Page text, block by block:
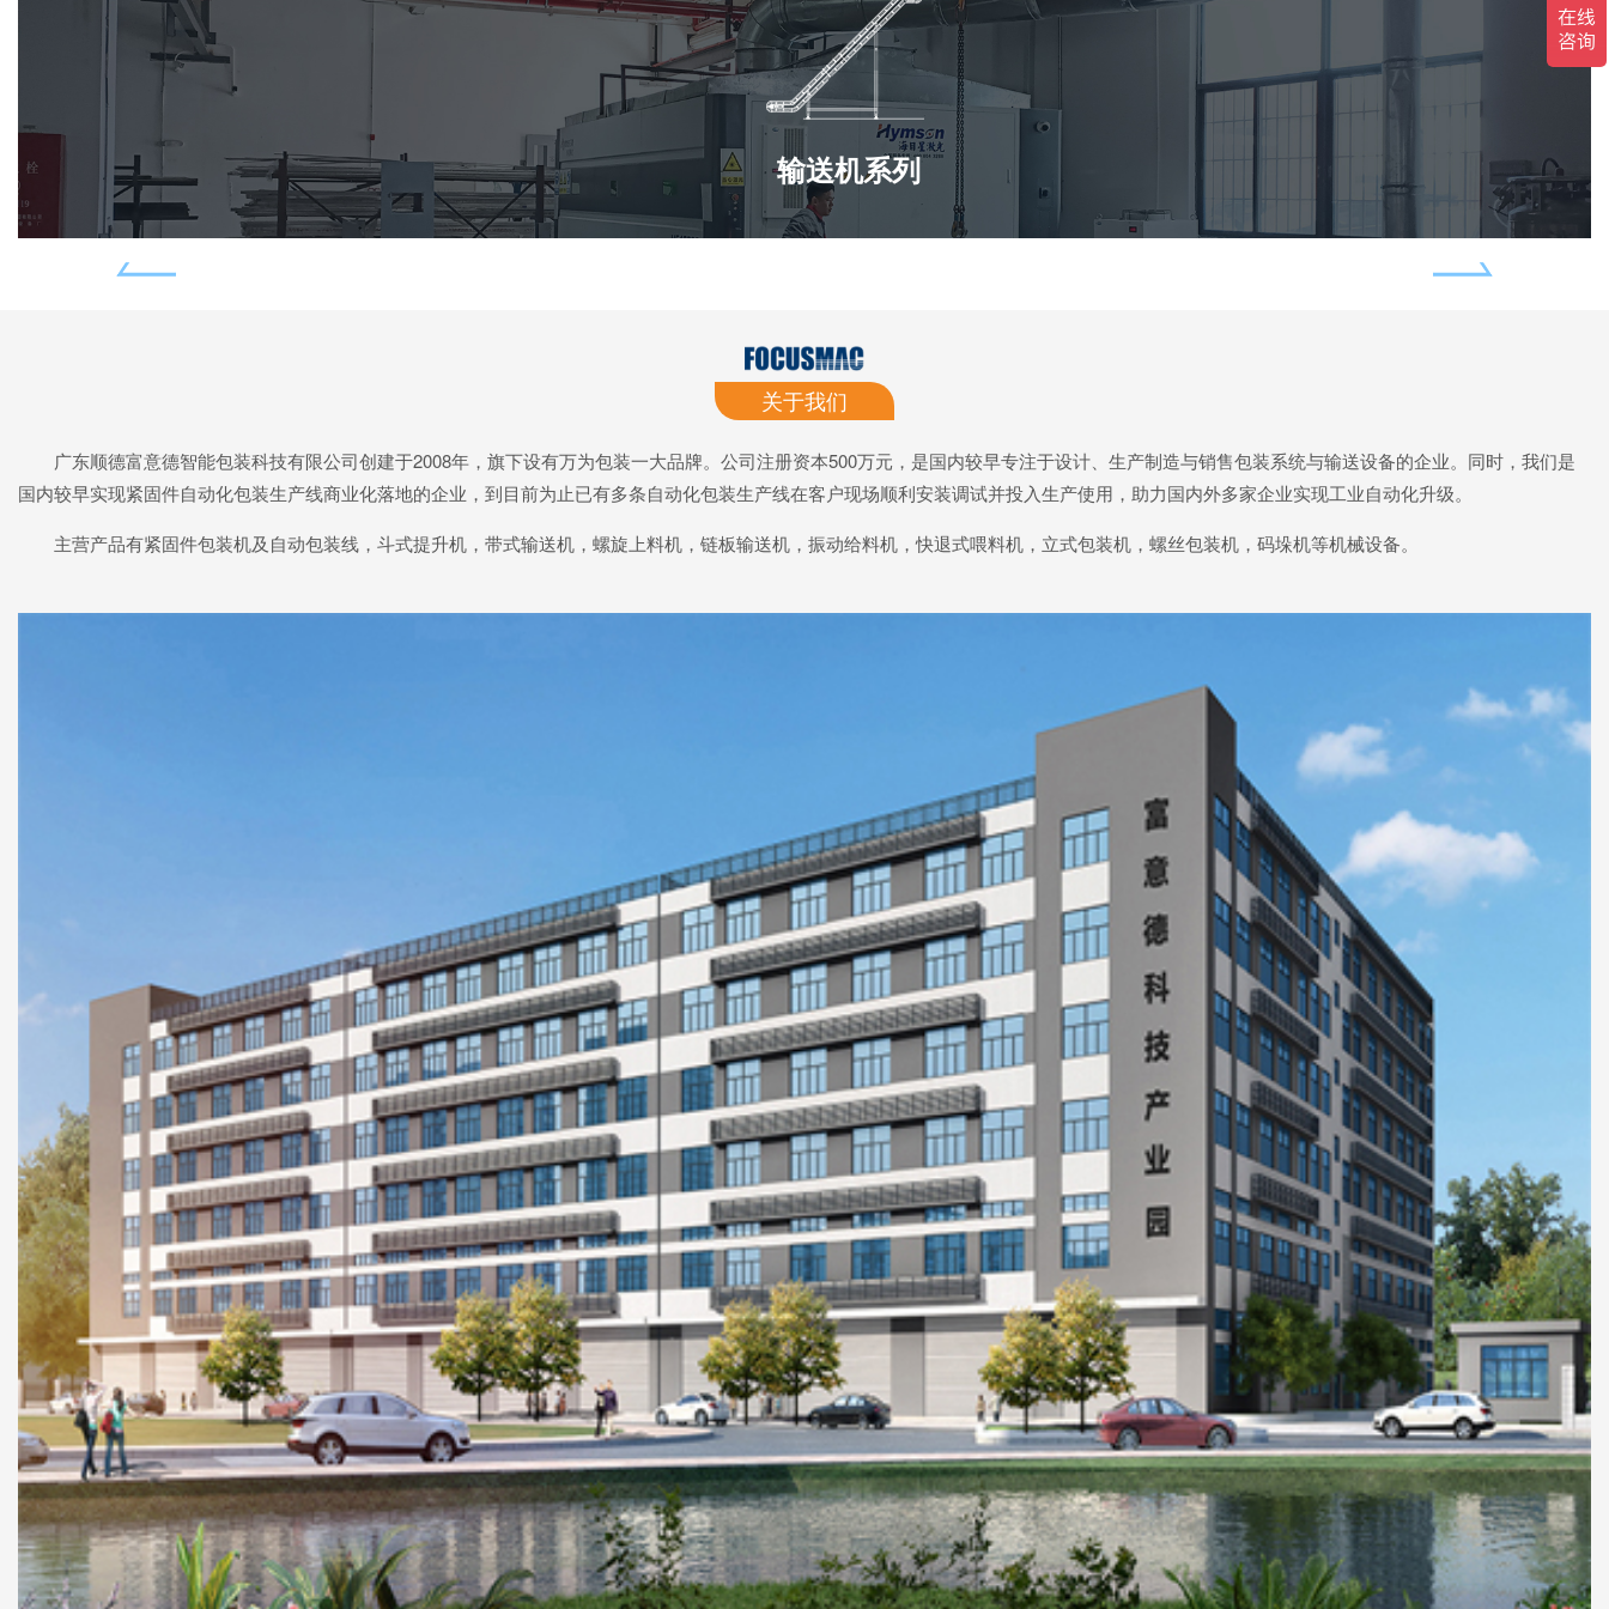
关于我们
广东顺德富意德智能包装科技有限公司创建于2008年，旗下设有万为包装一大品牌。公司注册资本500万元，是国内较早专注于设计、生产制造与销售包装系统与输送设备的企业。同时，我们是
国内较早实现紧固件自动化包装生产线商业化落地的企业，到目前为止已有多条自动化包装生产线在客户现场顺利安装调试并投入生产使用，助力国内外多家企业实现工业自动化升级。
主营产品有紧固件包装机及自动包装线，斗式提升机，带式输送机，螺旋上料机，链板输送机，振动给料机，快退式喂料机，立式包装机，螺丝包装机，码垛机等机械设备。